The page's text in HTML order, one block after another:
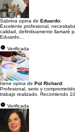
Sabrina opina de Eduardo:
Excelente profesional,
calidad, definitivamente llamaré
Eduardo...
Verificada
Irene opina de Pol Richard:
Profesional, serio y
trabajo realizado. Recomiendo
Verificada